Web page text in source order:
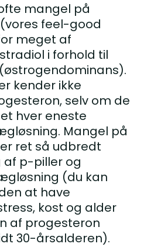
mangel på
feel-good
meget af
i forhold til
(østrogendominans).
kender ikke
selv om de
hver eneste
Mangel på
ret så udbredt
p-piller og
(du kan
at have
kost og alder
af progesteron
30-årsalderen).